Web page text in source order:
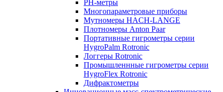
РH-метры
Многопараметровые приборы
Мутномеры HACH-LANGE
Плотномеры Anton Paar
Портативные гигрометры серии
HygroPalm Rotronic
Логгеры Rotronic
Промышленнные гигрометры серии
HygroFlex Rotronic
Дифрактометры